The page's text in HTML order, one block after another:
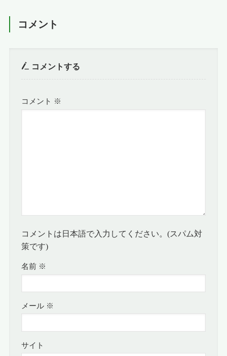
コメント
コメントする
コメント ※
コメントは日本語で入力してください。(スパム対
策です)
名前 ※
メール ※
サイト